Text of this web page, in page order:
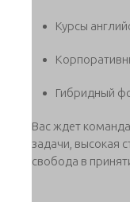
Курсы
Гибридный
Вас ждет
задачи, высокая
свобода в